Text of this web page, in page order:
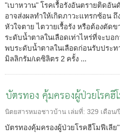
"เบาหวาน" โรคเรื้อรังอันตรายติดอัน
อาจส่งผลทำให้เกิดภาวะแทรกซ้อน
หัวใจตาย ไตวายเรื้อรัง หรือต้องตัดข
ระดับน้ำตาลในเลือดเท่าไหร่ที่จะบอ
พบระดับน้ำตาลในเลือดก่อนรับประท
มิลลิกรัม/เดซิลิตร 2 ครั้ง ...
บัตรทอง คุ้มครองผู้ป่วยโรคฮี
นิตยสารหมอชาวบ้าน เล่มที่: 329 เดือน/
บัตรทองคุ้มครองผู้ป่วยโรคฮีโมฟีเลีย